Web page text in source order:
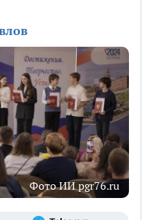
Фото ИИ pgr76.ru